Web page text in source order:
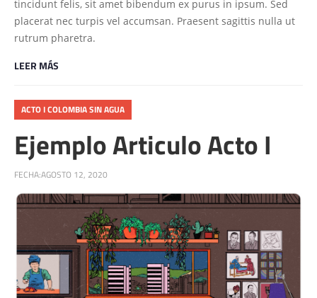
tincidunt felis, sit amet bibendum ex purus in ipsum. Sed
placerat nec turpis vel accumsan. Praesent sagittis nulla ut
rutrum pharetra.
LEER MÁS
ACTO I COLOMBIA SIN AGUA
Ejemplo Articulo Acto I
FECHA:AGOSTO 12, 2020